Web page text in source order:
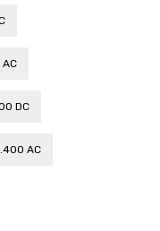
AC
DC
AC